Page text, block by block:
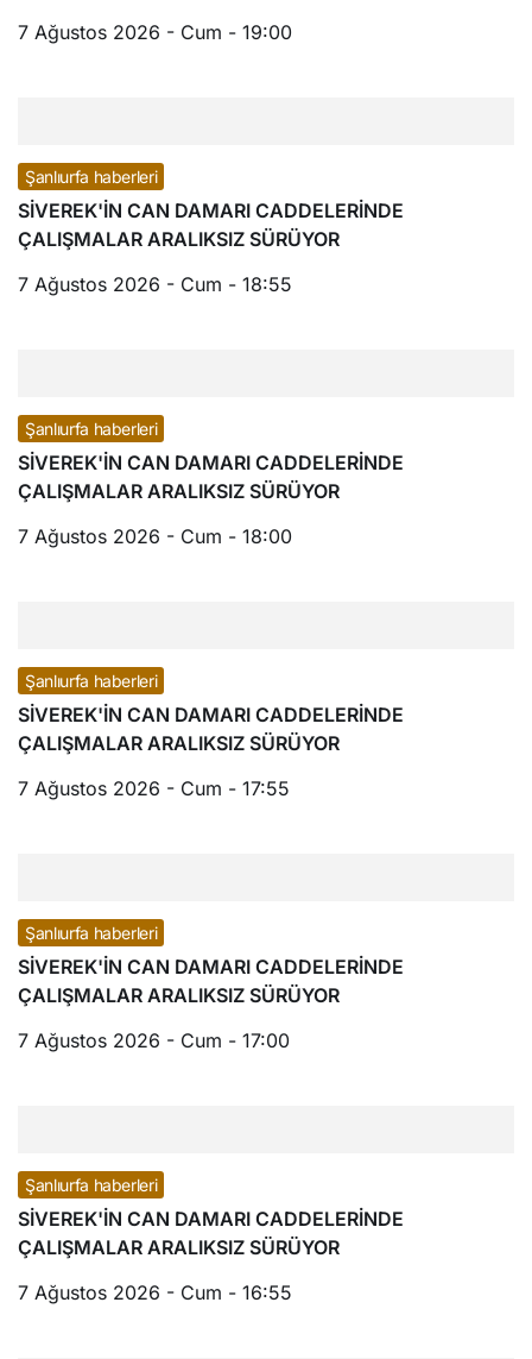
7 Ağustos 2026 - Cum - 19:00
Şanlıurfa haberleri
SİVEREK'İN CAN DAMARI CADDELERİNDE
ÇALIŞMALAR ARALIKSIZ SÜRÜYOR
7 Ağustos 2026 - Cum - 18:55
Şanlıurfa haberleri
SİVEREK'İN CAN DAMARI CADDELERİNDE
ÇALIŞMALAR ARALIKSIZ SÜRÜYOR
7 Ağustos 2026 - Cum - 18:00
Şanlıurfa haberleri
SİVEREK'İN CAN DAMARI CADDELERİNDE
ÇALIŞMALAR ARALIKSIZ SÜRÜYOR
7 Ağustos 2026 - Cum - 17:55
Şanlıurfa haberleri
SİVEREK'İN CAN DAMARI CADDELERİNDE
ÇALIŞMALAR ARALIKSIZ SÜRÜYOR
7 Ağustos 2026 - Cum - 17:00
Şanlıurfa haberleri
SİVEREK'İN CAN DAMARI CADDELERİNDE
ÇALIŞMALAR ARALIKSIZ SÜRÜYOR
7 Ağustos 2026 - Cum - 16:55